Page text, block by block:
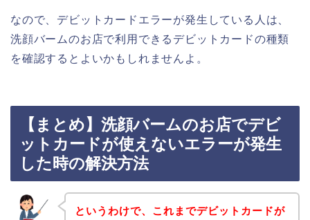
なので、デビットカードエラーが発生している人は、
洗顔バームのお店で利用できるデビットカードの種類
を確認するとよいかもしれませんよ。
【まとめ】洗顔バームのお店でデビ
ットカードが使えないエラーが発生
した時の解決方法
というわけで、これまでデビットカードが